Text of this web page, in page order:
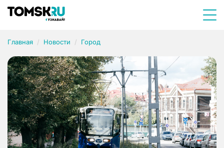
Главная Новости Город